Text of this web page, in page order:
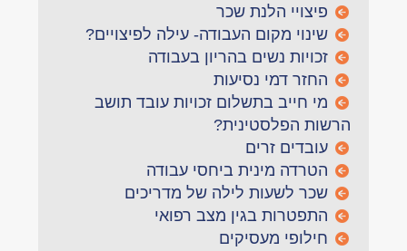
פיצויי הלנת שכר
שינוי מקום העבודה- עילה לפיצויים?
זכויות נשים בהריון בעבודה
החזר דמי נסיעות
מי חייב בתשלום זכויות עובד תושב
הרשות הפלסטינית?
עובדים זרים
הטרדה מינית ביחסי עבודה
שכר לשעות לילה של מדריכים
התפטרות בגין מצב רפואי
חילופי מעסיקים